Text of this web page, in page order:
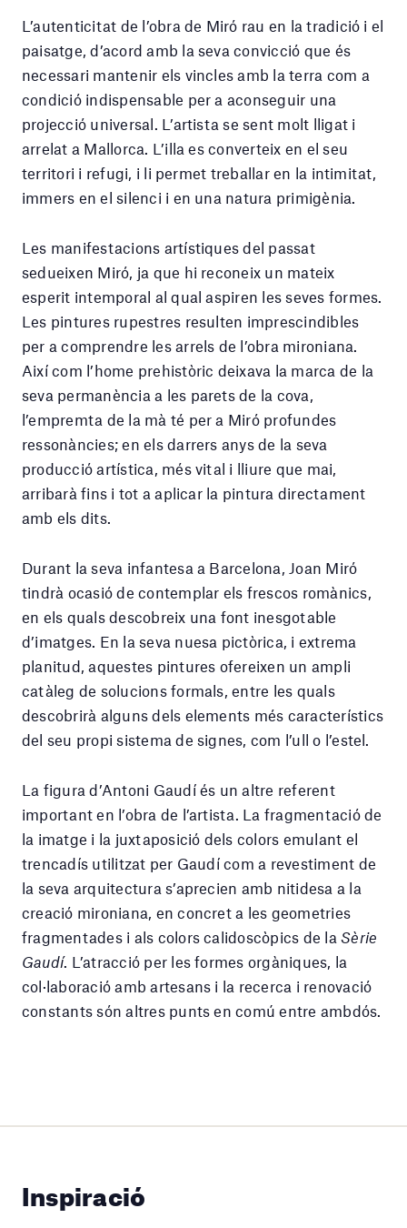
L’autenticitat de l’obra de Miró rau en la tradició i el
paisatge, d’acord amb la seva convicció que és
necessari mantenir els vincles amb la terra com a
condició indispensable per a aconseguir una
projecció universal. L’artista se sent molt lligat i
arrelat a Mallorca. L’illa es converteix en el seu
territori i refugi, i li permet treballar en la intimitat,
immers en el silenci i en una natura primigènia.
Les manifestacions artístiques del passat
sedueixen Miró, ja que hi reconeix un mateix
esperit intemporal al qual aspiren les seves formes.
Les pintures rupestres resulten imprescindibles
per a comprendre les arrels de l’obra mironiana.
Així com l’home prehistòric deixava la marca de la
seva permanència a les parets de la cova,
l’empremta de la mà té per a Miró profundes
ressonàncies; en els darrers anys de la seva
producció artística, més vital i lliure que mai,
arribarà fins i tot a aplicar la pintura directament
amb els dits.
Durant la seva infantesa a Barcelona, Joan Miró
tindrà ocasió de contemplar els frescos romànics,
en els quals descobreix una font inesgotable
d’imatges. En la seva nuesa pictòrica, i extrema
planitud, aquestes pintures ofereixen un ampli
catàleg de solucions formals, entre les quals
descobrirà alguns dels elements més característics
del seu propi sistema de signes, com l’ull o l’estel.
La figura d’Antoni Gaudí és un altre referent
important en l’obra de l’artista. La fragmentació de
la imatge i la juxtaposició dels colors emulant el
trencadís utilitzat per Gaudí com a revestiment de
la seva arquitectura s’aprecien amb nitidesa a la
creació mironiana, en concret a les geometries
fragmentades i als colors calidoscòpics de laSèrie
Gaudí. L’atracció per les formes orgàniques, la
col·laboració amb artesans i la recerca i renovació
constants són altres punts en comú entre ambdós.
Inspiració